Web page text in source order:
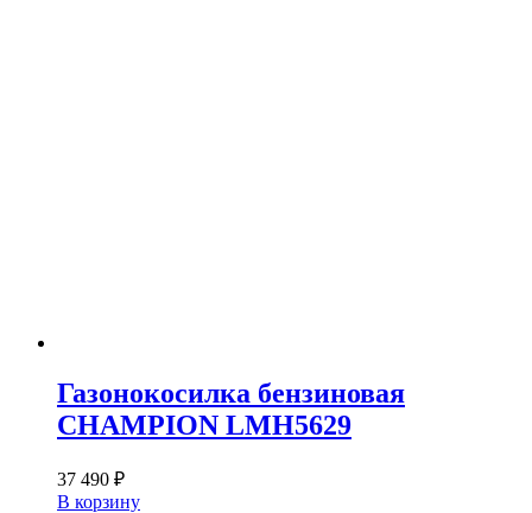
Газонокосилка бензиновая
CHAMPION LMH5629
37 490 ₽
В корзину